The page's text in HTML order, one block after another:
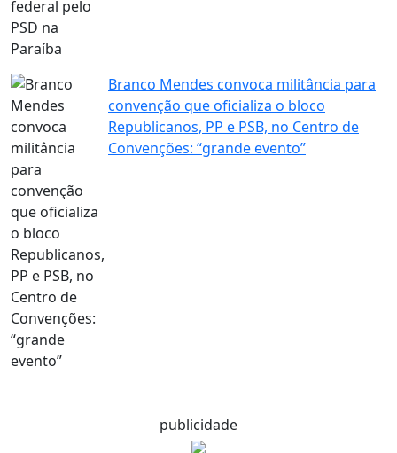
Branco Mendes convoca militância para
convenção que oficializa o bloco
Republicanos, PP e PSB, no Centro de
Convenções: “grande evento”
publicidade